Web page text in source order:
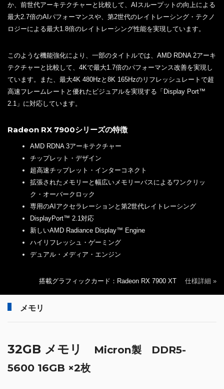
か、前世代アーキテクチャーと比較して、AIスループットの向上による
最大2.7倍のAIパフォーマンスや、第2世代のレイトレーシング・テクノ
ロジーによる最大1.8倍のレイトレーシング性能を実現しています。
このような機能強化により、一部のタイトルでは、AMD RDNA 2アーキ
テクチャーと比較して、4Kで最大1.7倍のパフォーマンス改善を実現し
ています。また、最大4K 480Hzと8K 165Hzのリフレッシュレートで超
高速フレームレートと優れたビジュアルを実現する「Display Port™
2.1」に対応しています。
Radeon RX 7900シリーズの特徴
AMD RDNA 3アーキテクチャー
チップレット・デザイン
超高速チップレット・インターコネクト
拡張されたメモリーと幅広いメモリーバスによるワンクリッ
ク・オーバークロック
専用のAIアクセラレーションと第2世代レイトレーシング
DisplayPort™ 2.1対応
新しいAMD Radiance Display™ Engine
ハイリフレッシュ・ゲーミング
デュアル・メディア・エンジン
搭載グラフィックカード：Radeon RX 7900 XT 仕様詳細 »
メモリ
32GB メモリ
Micron製 DDR5-
5600 16GB ×2枚